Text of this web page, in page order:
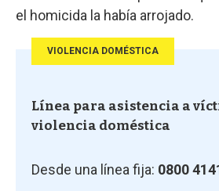
el homicida la había arrojado.
VIOLENCIA DOMÉSTICA
Línea para asistencia a
violencia doméstica
Desde una línea fija: 0800